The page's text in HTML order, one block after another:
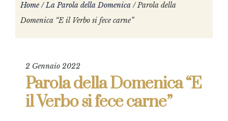
Home /La Parola della Domenica /Parola della
Domenica “E il Verbo si fece carne”
2 Gennaio 2022
Parola della Domenica “E
il Verbo si fece carne”